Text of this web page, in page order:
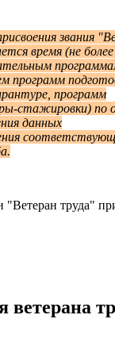
звания
время (не
программ
программ
стажировки) по
данных
"Ветеран труда"